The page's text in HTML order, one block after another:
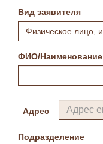
Вид заявителя
ФИО/Наименование
Адрес
Подразделение